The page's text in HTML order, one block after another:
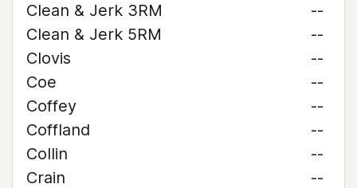
Clean & Jerk 3RM
--
Clean & Jerk 5RM
--
Clovis
--
Coe
--
Coffey
--
Coffland
--
Collin
--
Crain
--